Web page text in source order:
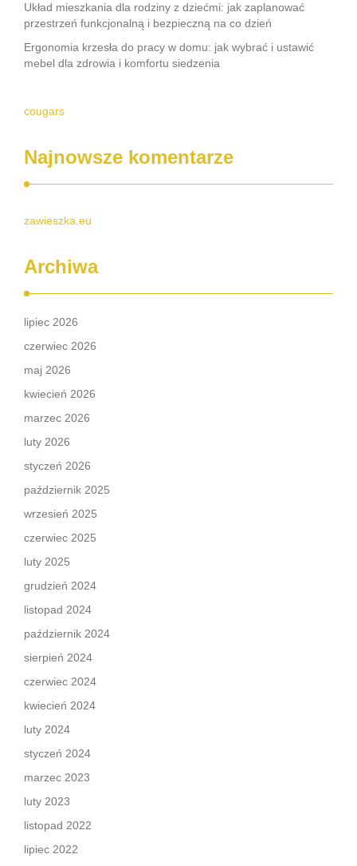
Układ mieszkania dla rodziny z dziećmi: jak zaplanować
przestrzeń funkcjonalną i bezpieczną na co dzień
Ergonomia krzesła do pracy w domu: jak wybrać i ustawić
mebel dla zdrowia i komfortu siedzenia
cougars
Najnowsze komentarze
zawieszka.eu
Archiwa
lipiec 2026
czerwiec 2026
maj 2026
kwiecień 2026
marzec 2026
luty 2026
styczeń 2026
październik 2025
wrzesień 2025
czerwiec 2025
luty 2025
grudzień 2024
listopad 2024
październik 2024
sierpień 2024
czerwiec 2024
kwiecień 2024
luty 2024
styczeń 2024
marzec 2023
luty 2023
listopad 2022
lipiec 2022